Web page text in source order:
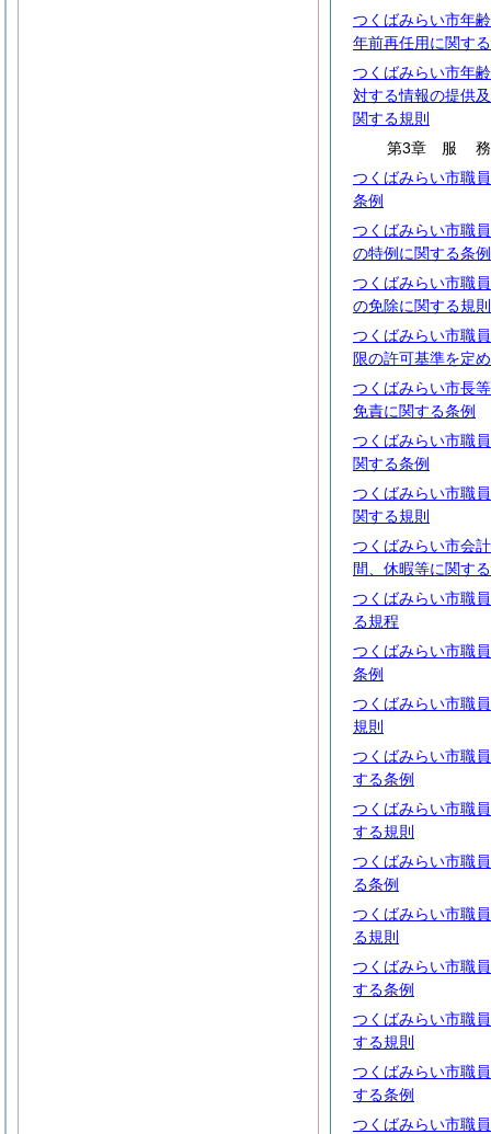
つくばみらい市年
年前再任用に関す
つくばみらい市年
対する情報の提供
関する規則
第3章 服務
つくばみらい市職
条例
つくばみらい市職
の特例に関する条例
つくばみらい市職
の免除に関する規則
つくばみらい市職
限の許可基準を定
つくばみらい市長
免責に関する条例
つくばみらい市職
関する条例
つくばみらい市職
関する規則
つくばみらい市会
間、休暇等に関す
つくばみらい市職
る規程
つくばみらい市職
条例
つくばみらい市職
規則
つくばみらい市職
する条例
つくばみらい市職
する規則
つくばみらい市職
る条例
つくばみらい市職
る規則
つくばみらい市職
する条例
つくばみらい市職
する規則
つくばみらい市職
する条例
つくばみらい市職